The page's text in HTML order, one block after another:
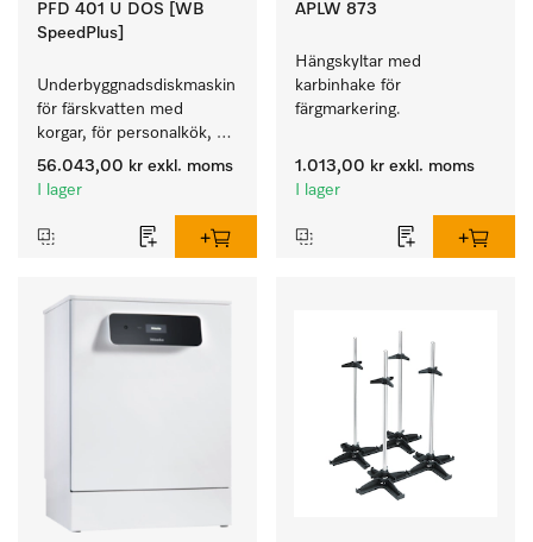
PFD 401 U DOS [WB
SpeedPlus]
Underbyggnadsdiskmaskin
för färskvatten med
korgar, för personalkök,
hotell- och restaurang,
cateringföretag.
56.043,00 kr exkl. moms
I lager
APLW 873
Hängskyltar med
karbinhake för
färgmarkering.
1.013,00 kr exkl. moms
I lager